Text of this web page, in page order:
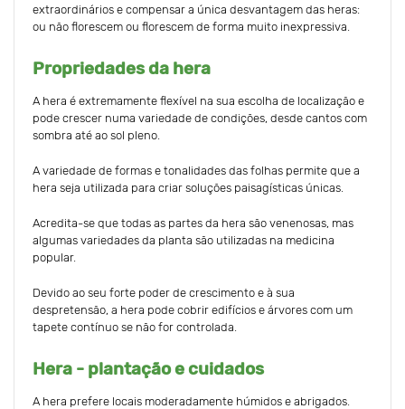
extraordinários e compensar a única desvantagem das heras:
ou não florescem ou florescem de forma muito inexpressiva.
Propriedades da hera
A hera é extremamente flexível na sua escolha de localização e
pode crescer numa variedade de condições, desde cantos com
sombra até ao sol pleno.
A variedade de formas e tonalidades das folhas permite que a
hera seja utilizada para criar soluções paisagísticas únicas.
Acredita-se que todas as partes da hera são venenosas, mas
algumas variedades da planta são utilizadas na medicina
popular.
Devido ao seu forte poder de crescimento e à sua
despretensão, a hera pode cobrir edifícios e árvores com um
tapete contínuo se não for controlada.
Hera - plantação e cuidados
A hera prefere locais moderadamente húmidos e abrigados.